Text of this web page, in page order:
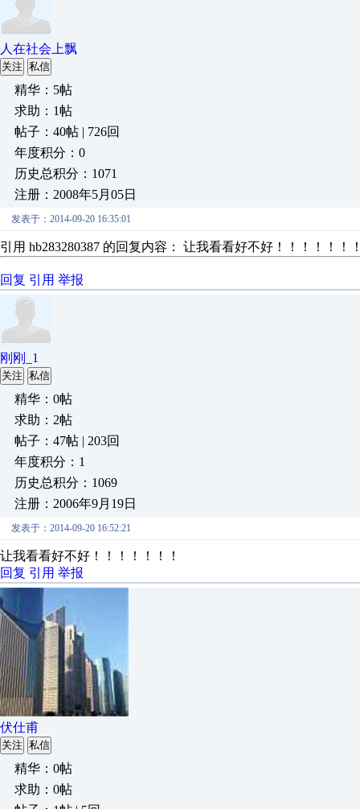
人在社会上飘
关注 私信
精华：5帖
求助：1帖
帖子：40帖 | 726回
年度积分：0
历史总积分：1071
注册：2008年5月05日
发表于：2014-09-20 16:35:01
引用 hb283280387 的回复内容： 让我看看好不好！！！！！！
回复 引用 举报
刚刚_1
关注 私信
精华：0帖
求助：2帖
帖子：47帖 | 203回
年度积分：1
历史总积分：1069
注册：2006年9月19日
发表于：2014-09-20 16:52:21
让我看看好不好！！！！！！！
回复 引用 举报
伏仕甫
关注 私信
精华：0帖
求助：0帖